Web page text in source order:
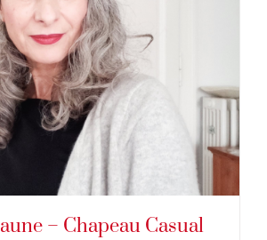
– Chapeau Casual